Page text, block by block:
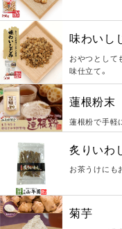
味わいし
おやつとして
味仕立て。
蓮根粉末
蓮根粉で手軽
炙りいわ
お茶うけにも
菊芋